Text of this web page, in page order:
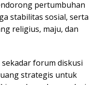
pertumbuhan
stabilitas sosial, serta
religius, maju, dan
forum diskusi
strategis untuk